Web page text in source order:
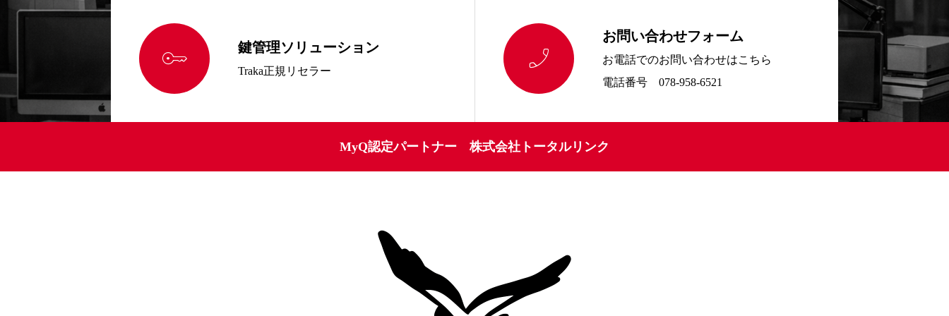
 鍵管理ソリューション
Traka正規リセラー 
お問い合わせフォーム
お電話でのお問い合わせはこちら
電話番号 078-958-6521
MyQ認定パートナー 株式会社トータルリンク